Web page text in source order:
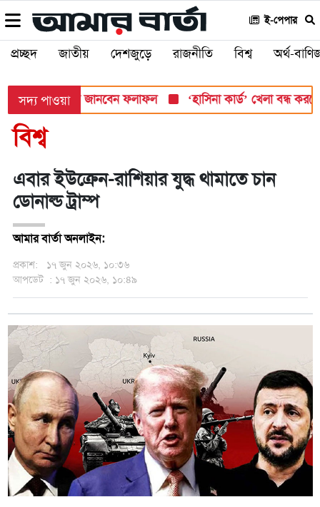
ই-পেপার
প্রচ্ছদ জাতীয় দেশজুড়ে রাজনীতি বিশ্ব অর্থ-
সদ্য পাওয়া
যেভাবে জানবেন ফলাফল ‘হাসিনা কার্ড’ খেলা বন্ধ করতে
বিশ্ব
এবার ইউক্রেন-রাশিয়ার যুদ্ধ থামাতে চান
ডোনাল্ড ট্রাম্প
আমার বার্তা অনলাইন:
প্রকাশ:
১৭ জুন ২০২৬, ১০:৩৬
আপডেট : ১৭ জুন ২০২৬, ১০:৪৯